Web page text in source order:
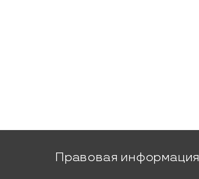
Правовая информация